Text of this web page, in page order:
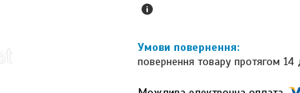
повернення товару протягом 14